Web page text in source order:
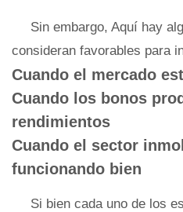
Sin embargo, Aquí hay
consideran favorables para
Cuando el mercado
Cuando los bonos
rendimientos
Cuando el sector
funcionando bien
Si bien cada uno de los